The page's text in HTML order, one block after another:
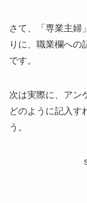
さて、「専業主
りに、職業欄への
です。
次は実際に、アン
どのように記入す
う。